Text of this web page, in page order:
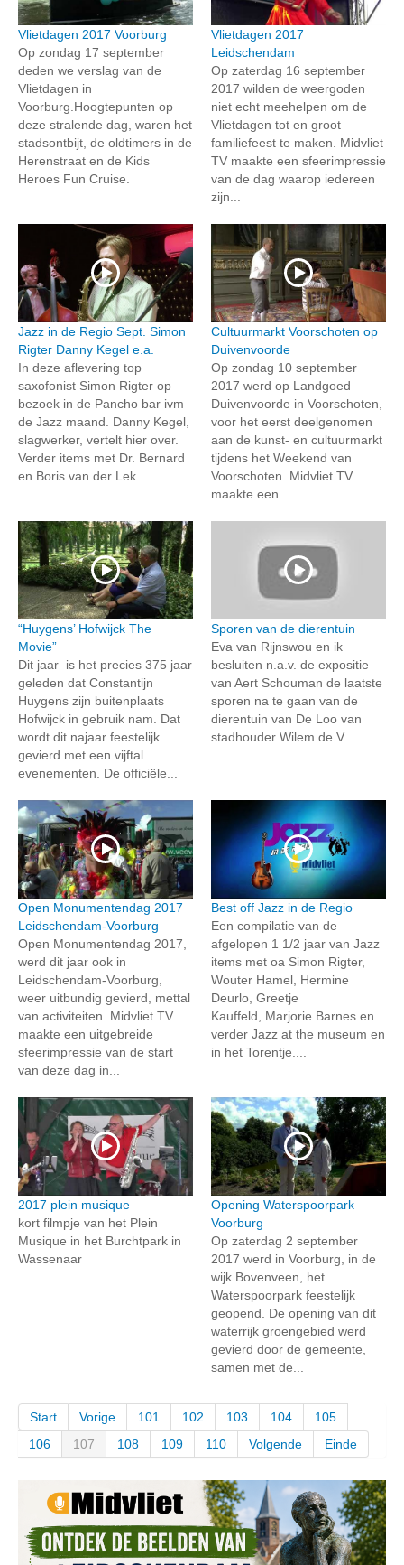
Vlietdagen 2017 Voorburg
Op zondag 17 september
deden we verslag van de
Vlietdagen in
Voorburg.Hoogtepunten op
deze stralende dag, waren het
stadsontbijt, de oldtimers in de
Herenstraat en de Kids
Heroes Fun Cruise.
Vlietdagen 2017
Leidschendam
Op zaterdag 16 september
2017 wilden de weergoden
niet echt meehelpen om de
Vlietdagen tot en groot
familiefeest te maken. Midvliet
TV maakte een sfeerimpressie
van de dag waarop iedereen
zijn...
Jazz in de Regio Sept. Simon
Rigter Danny Kegel e.a.
In deze aflevering top
saxofonist Simon Rigter op
bezoek in de Pancho bar ivm
de Jazz maand. Danny Kegel,
slagwerker, vertelt hier over.
Verder items met Dr. Bernard
en Boris van der Lek.
Cultuurmarkt Voorschoten op
Duivenvoorde
Op zondag 10 september
2017 werd op Landgoed
Duivenvoorde in Voorschoten,
voor het eerst deelgenomen
aan de kunst- en cultuurmarkt
tijdens het Weekend van
Voorschoten. Midvliet TV
maakte een...
“Huygens’ Hofwijck The
Movie”
Dit jaar is het precies 375 jaar
geleden dat Constantijn
Huygens zijn buitenplaats
Hofwijck in gebruik nam. Dat
wordt dit najaar feestelijk
gevierd met een vijftal
evenementen. De officiële...
Sporen van de dierentuin
Eva van Rijnswou en ik
besluiten n.a.v. de expositie
van Aert Schouman de laatste
sporen na te gaan van de
dierentuin van De Loo van
stadhouder Wilem de V.
Open Monumentendag 2017
Leidschendam-Voorburg
Open Monumentendag 2017,
werd dit jaar ook in
Leidschendam-Voorburg,
weer uitbundig gevierd, mettal
van activiteiten. Midvliet TV
maakte een uitgebreide
sfeerimpressie van de start
van deze dag in...
Best off Jazz in de Regio
Een compilatie van de
afgelopen 1 1/2 jaar van Jazz
items met oa Simon Rigter,
Wouter Hamel, Hermine
Deurlo, Greetje
Kauffeld, Marjorie Barnes en
verder Jazz at the museum en
in het Torentje....
2017 plein musique
kort filmpje van het Plein
Musique in het Burchtpark in
Wassenaar
Opening Waterspoorpark
Voorburg
Op zaterdag 2 september
2017 werd in Voorburg, in de
wijk Bovenveen, het
Waterspoorpark feestelijk
geopend. De opening van dit
waterrijk groengebied werd
gevierd door de gemeente,
samen met de...
Start Vorige 101 102 103 104
105
106
107 108 109 110 Volgende Einde